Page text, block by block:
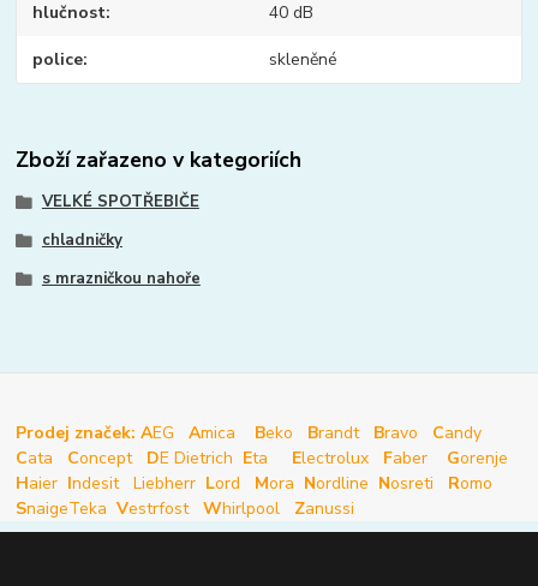
hlučnost 40 dB
police skleněné
Zboží zařazeno v kategoriích
VELKÉ SPOTŘEBIČE
chladničky
s mrazničkou nahoře
Prodej značek: AEG Amica Beko Brandt Bravo Candy
Cata Concept DE Dietrich Eta Electrolux Faber Gorenje
Haier Indesit Liebherr Lord Mora Nordline Nosreti Romo
SnaigeTeka Vestrfost Whirlpool Zanussi